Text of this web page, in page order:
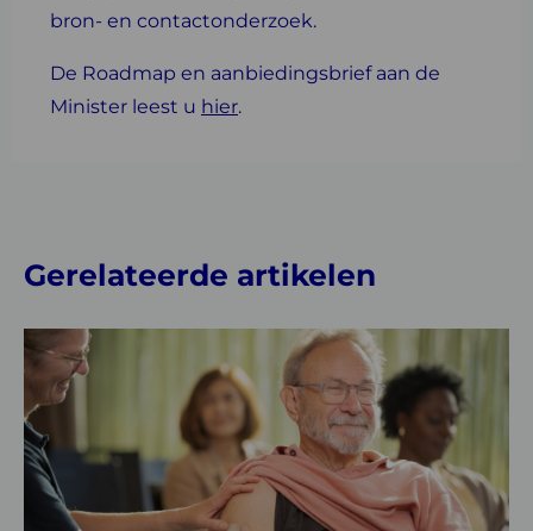
bron- en contactonderzoek.
De Roadmap en aanbiedingsbrief aan de
Minister leest u hier.
Gerelateerde artikelen
Lees
meer
over
GGD
belt
voor
een